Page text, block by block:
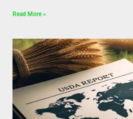
Read More »